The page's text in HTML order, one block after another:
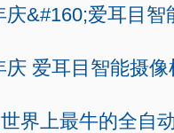
&#160;爱耳目智
爱耳目智能摄
界上最牛的全自